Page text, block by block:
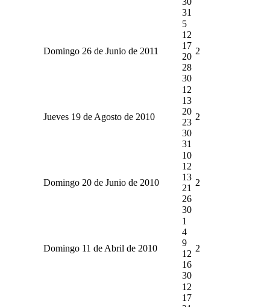
31
Domingo 26 de Junio de 2011
5
12
17
20
28
30
2
Jueves 19 de Agosto de 2010
12
13
20
23
30
31
2
Domingo 20 de Junio de 2010
10
12
13
21
26
30
2
Domingo 11 de Abril de 2010
1
4
9
12
16
30
2
12
17